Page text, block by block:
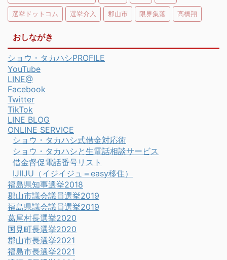
選挙ドットコム 選挙介入 郡山市 限界集落 髙橋翔
おしながき
ショウ・タカハシPROFILE
YouTube
LINE@
Facebook
Twitter
TikTok
LINE BLOG
ONLINE SERVICE
ショウ・タカハシ式借金対応術
ショウ・タカハシと生電話相談サービス
借金督促電話番号リスト
IJIIJU（イジイジュ＝easy移住）
福島県知事選挙2018
郡山市議会議員選挙2019
福島県議会議員選挙2019
葛尾村長選挙2020
国見町長選挙2020
郡山市長選挙2021
福島市長選挙2021